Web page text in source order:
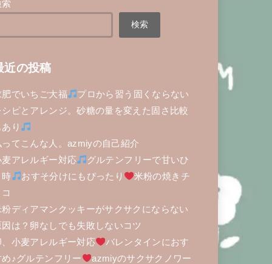
検索
近の投稿
肥でいちご大福
プロから習う固くならない
シピとアレンジ。砂糖の量を変えた固さ比較
り
ってこんな人。azmiyの自己紹介
麦アレルギー対応
グルテンフリーで甘いひ
時
おすそ分けにもぴったり
米粉の焼きチ
粉ディアマンクッキーがサクサクにならない
因は？卵なしでも失敗しないコツ
、小麦アレルギー対応
バレンタインにおす
め♪グルテンフリー
azmiyのサクサクノワー